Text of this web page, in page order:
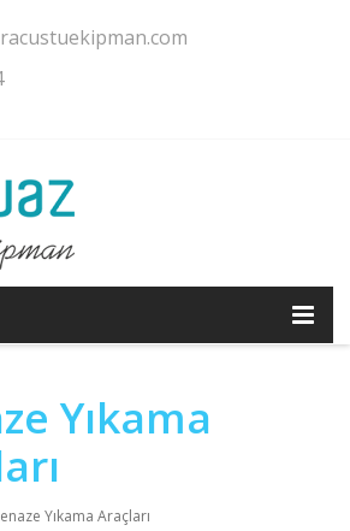
Yıkama
Yıkama Araçları